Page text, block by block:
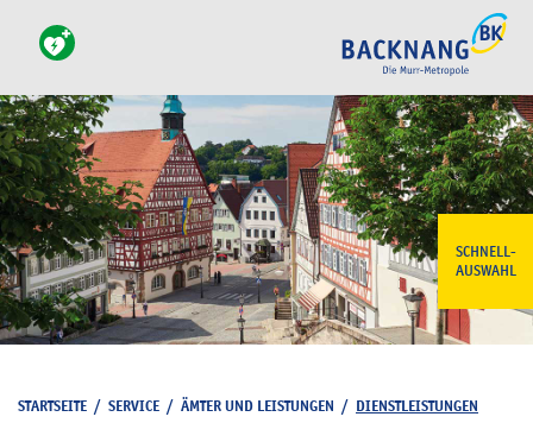
SCHNELL-
AUSWAHL
STARTSEITE / SERVICE / ÄMTER UND LEISTUNGEN / DIENSTLEISTUNGEN